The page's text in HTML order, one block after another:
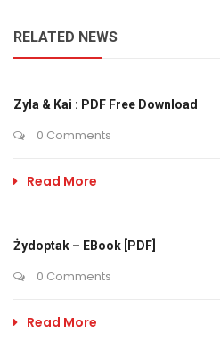
RELATED NEWS
Zyla & Kai : PDF Free Download
0 Comments
Read More
Żydoptak – EBook [PDF]
0 Comments
Read More